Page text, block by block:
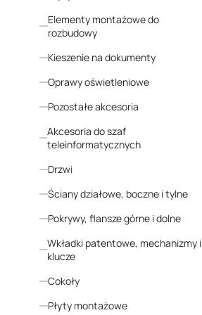
Elementy montażowe do
rozbudowy
Kieszenie na dokumenty
Oprawy oświetleniowe
Pozostałe akcesoria
Akcesoria do szaf
teleinformatycznych
Drzwi
Ściany działowe, boczne i tylne
Pokrywy, flansze górne i dolne
Wkładki patentowe, mechanizmy i
klucze
Cokoły
Płyty montażowe